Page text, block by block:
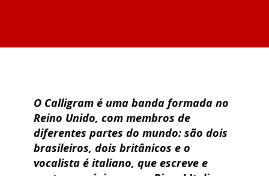
O Calligram é uma banda formada no
Reino Unido, com membros de
diferentes partes do mundo: são dois
brasileiros, dois britânicos e o
vocalista é italiano, que escreve e